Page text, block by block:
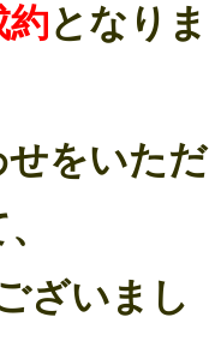
約となりま
をいただ
ざいまし